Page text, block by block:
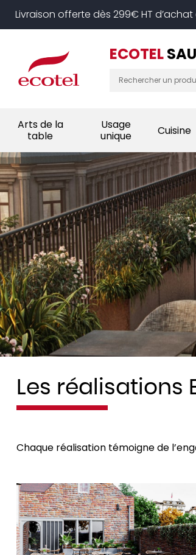
Livraison offerte dès 299€ HT
ECOTEL
Arts de la
table
Usage
unique
Cuisine
Les réalisations
Chaque réalisation témoigne de
Panneau de gestion des cookies